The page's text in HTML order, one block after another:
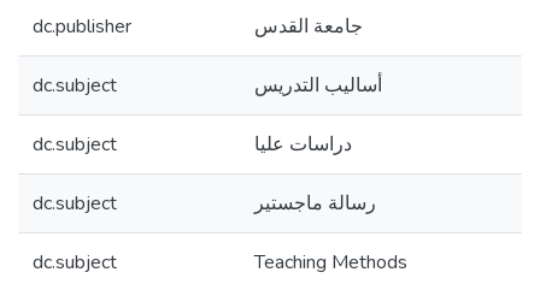
dc.publisher جامعة القدس
dc.subject أساليب التدريس
dc.subject دراسات عليا
dc.subject رسالة ماجستير
dc.subject Teaching Methods